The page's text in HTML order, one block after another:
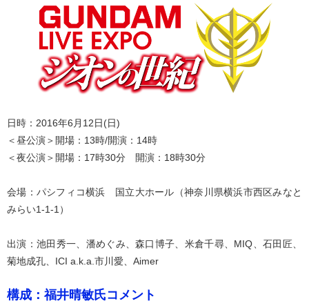
日時：2016年6月12日(日)
＜昼公演＞開場：13時/開演：14時
＜夜公演＞開場：17時30分 開演：18時30分
会場：パシフィコ横浜 国立大ホール（神奈川県横浜市西区みなと
みらい1-1-1）
出演：池田秀一、潘めぐみ、森口博子、米倉千尋、MIQ、石田匠、
菊地成孔、ICI a.k.a.市川愛、Aimer
構成：福井晴敏氏コメント